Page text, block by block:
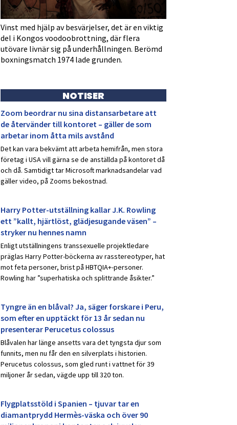
Vinst med hjälp av besvärjelser, det är en viktig
del i Kongos voodoobrottning, där flera
utövare livnär sig på underhållningen. Berömd
boxningsmatch 1974 lade grunden.
NOTISER
Zoom beordrar nu sina distansarbetare att
de återvänder till kontoret – gäller de som
arbetar inom åtta mils avstånd
Det kan vara bekvämt att arbeta hemifrån, men stora
företag i USA vill gärna se de anställda på kontoret då
och då. Samtidigt tar Microsoft marknadsandelar vad
gäller video, på Zooms bekostnad.
Harry Potter-utställning kallar J.K. Rowling
ett ”kallt, hjärtlöst, glädjesugande väsen” –
stryker nu hennes namn
Enligt utställningens transsexuelle projektledare
präglas Harry Potter-böckerna av rasstereotyper, hat
mot feta personer, brist på HBTQIA+-personer.
Rowling har ”superhatiska och splittrande åsikter.”
Tyngre än en blåval? Ja, säger forskare i Peru,
som efter en upptäckt för 13 år sedan nu
presenterar Perucetus colossus
Blåvalen har länge ansetts vara det tyngsta djur som
funnits, men nu får den en silverplats i historien.
Perucetus colossus, som gled runt i vattnet för 39
miljoner år sedan, vägde upp till 320 ton.
Flygplatsstöld i Spanien – tjuvar tar en
diamantprydd Hermès-väska och över 90